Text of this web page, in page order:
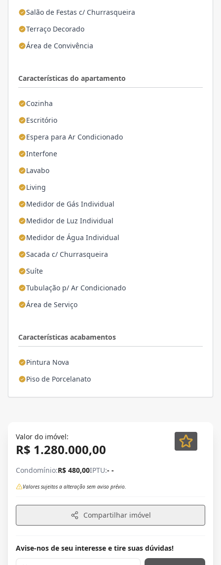
Salão de Festas c/ Churrasqueira
Terraço Decorado
Área de Convivência
Características do apartamento
Cozinha
Escritório
Espera para Ar Condicionado
Interfone
Lavabo
Living
Medidor de Gás Individual
Medidor de Luz Individual
Medidor de Água Individual
Sacada c/ Churrasqueira
Suíte
Tubulação p/ Ar Condicionado
Área de Serviço
Características acabamentos
Pintura Nova
Piso de Porcelanato
Valor do imóvel:
R$ 1.280.000,00
Condomínio:R$ 480,00IPTU:- -
Valores sujeitos a alteração sem aviso prévio.
Compartilhar imóvel
Avise-nos de seu interesse e tire suas dúvidas!